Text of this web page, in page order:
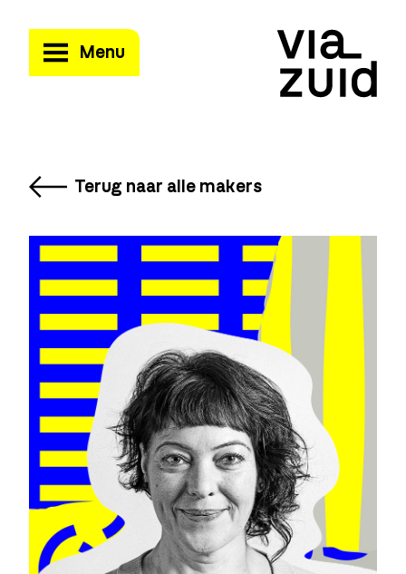
Menu
Terug naar alle makers